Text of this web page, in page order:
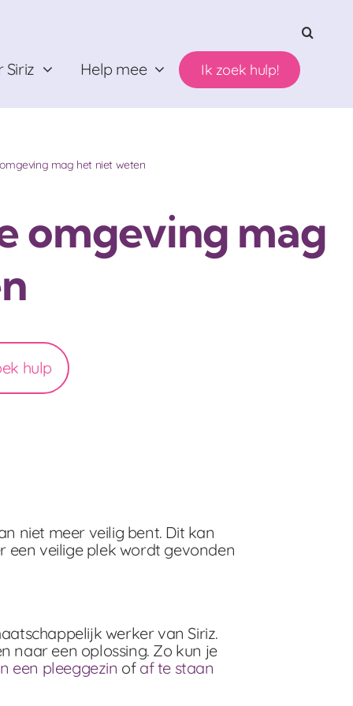
Siriz Help mee Ik zoek hulp!
mag het niet weten
omgeving mag
hulp
niet meer veilig bent. Dit kan
een veilige plek wordt gevonden
werker van Siriz.
naar een oplossing. Zo kun je
een pleeggezin of af te staan